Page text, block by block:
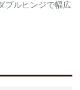
ブルヒンジで幅広